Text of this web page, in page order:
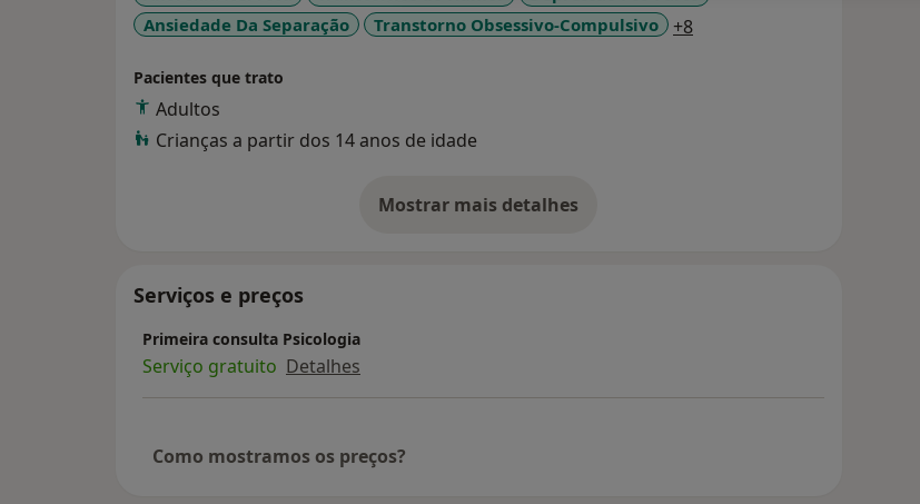
Ansiedade Da Separação
Transtorno Obsessivo-Compulsivo +8a11y_sr_more_diseases
Pacientes que trato
Adultos
Crianças a partir dos 14 anos de idade
Mostrar mais detalhes
sobre a experiência
Serviços e preços
Primeira consulta Psicologia
Serviço gratuito Detalhes
Como mostramos os preços?